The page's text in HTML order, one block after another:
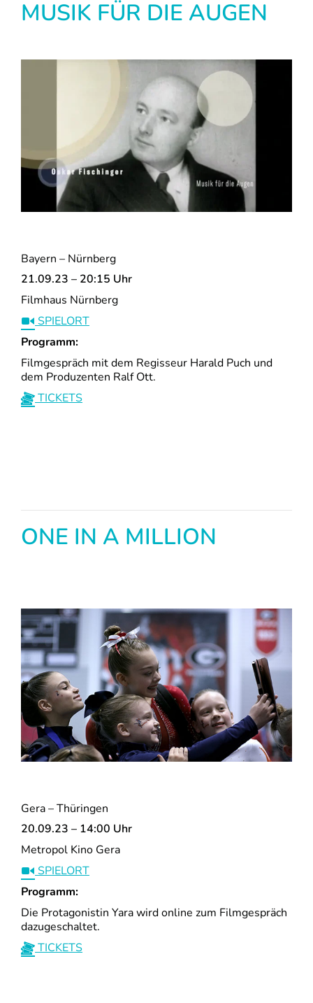
MUSIK FÜR DIE AUGEN
Bayern – Nürnberg
21.09.23 – 20:15 Uhr
Filmhaus Nürnberg
SPIELORT
Programm:
Filmgespräch mit dem Regisseur Harald Puch und
dem Produzenten Ralf Ott.
TICKETS
ONE IN A MILLION
Gera – Thüringen
20.09.23 – 14:00 Uhr
Metropol Kino Gera
SPIELORT
Programm:
Die Protagonistin Yara wird online zum Filmgespräch
dazugeschaltet.
TICKETS